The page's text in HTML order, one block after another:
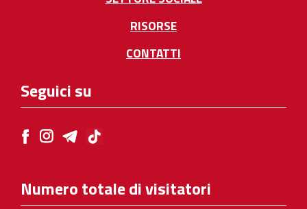
RISORSE
CONTATTI
Seguici su
Numero totale di visitatori